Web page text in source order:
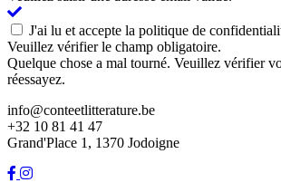
J'ai lu et accepte la politique de
Veuillez vérifier le champ obligatoire.
Quelque chose a mal tourné. Veuillez vérifier
réessayez.
info@conteetlitterature.be
+32 10 81 41 47
Grand'Place 1, 1370 Jodoigne